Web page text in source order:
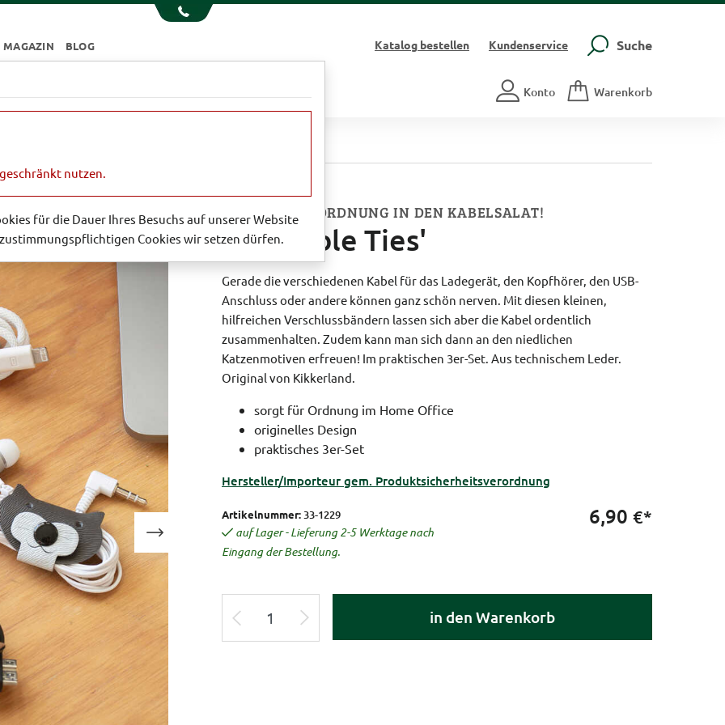
MAGAZIN BLOG Katalogbestellen Kundenservice Suche
Konto Warenkorb
BRINGEN SIE ORDNUNG IN DEN KABELSALAT!
'Cat Cable Ties'
Gerade die verschiedenen Kabel für das Ladegerät, den Kopfhörer, den USB-
Anschluss oder andere können ganz schön nerven. Mit diesen kleinen,
hilfreichen Verschlussbändern lassen sich aber die Kabel ordentlich
zusammenhalten. Zudem kann man sich dann an den niedlichen
Katzenmotiven erfreuen! Im praktischen 3er-Set. Aus technischem Leder.
Original von Kikkerland.
sorgt für Ordnung im Home Office
originelles Design
praktisches 3er-Set
Hersteller/Importeur gem. Produktsicherheitsverordnung
Artikelnummer:33-1229
auf Lager - Lieferung 2-5 Werktage nach
Eingang der Bestellung.
6,90 €*
in den Warenkorb
nutzen.
für die Dauer Ihres Besuchs auf unserer Website
Cookies wir setzen dürfen.